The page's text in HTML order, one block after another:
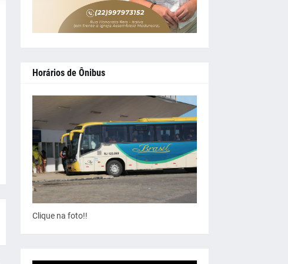
Horários de Ônibus
Clique na foto!!